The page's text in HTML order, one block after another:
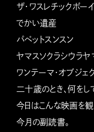
ザ・ワスレチックボーイ
でかい遺産
パペットスンスン
ヤマスソクラシウラヤ
ワンテーマ・オブジェ
二十歳のとき、何をし
今日はこんな映画を
今月の副読書。